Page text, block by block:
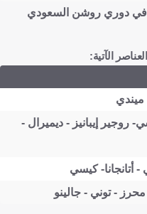
في دوري روشن السعودي
الآتية:
ميندي
روجير إيبانيز - ديميرال -
- أتانجانا- كيسي
- توني - جالينو